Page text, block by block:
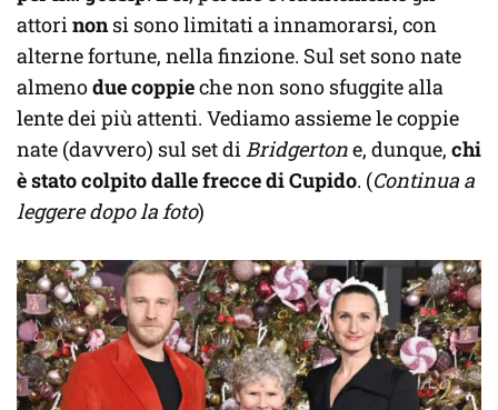
attori nonsi sono limitati a innamorarsi, con
alterne fortune, nella finzione. Sul set sono nate
almenodue coppieche non sono sfuggite alla
lente dei più attenti. Vediamo assieme le coppie
nate (davvero) sul set di Bridgertone, dunque, chi
è stato colpito dalle frecce di Cupido. (Continua a
leggere dopo la foto)